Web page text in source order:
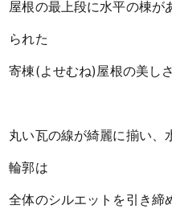
屋根の最上段に水平の棟が
られた
寄棟(よせむね)屋根の美し
丸い瓦の線が綺麗に揃い、
輪郭は
全体のシルエットを引き締